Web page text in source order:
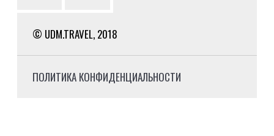
© UDM.TRAVEL, 2018
ПОЛИТИКА КОНФИДЕНЦИАЛЬНОСТИ